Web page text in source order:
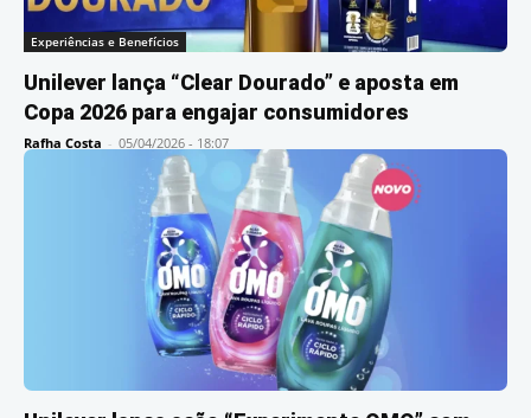
Experiências e Benefícios
Unilever lança “Clear Dourado” e aposta em
Copa 2026 para engajar consumidores
Rafha Costa - 05/04/2026 - 18:07